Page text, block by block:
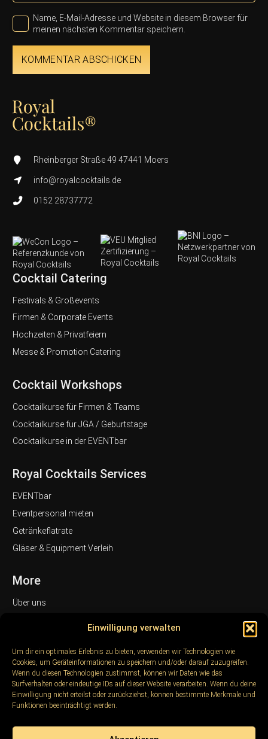
Einwilligung verwalten
Um dir ein optimales Erlebnis zu bieten, verwenden wir Technologien wie
Cookies, um Geräteinformationen zu speichern und/oder darauf zuzugreifen.
Wenn du diesen Technologien zustimmst, können wir Daten wie das
Surfverhalten oder eindeutige IDs auf dieser Website verarbeiten. Wenn du deine
Einwilligung nicht erteilst oder zurückziehst, können bestimmte Merkmale und
Funktionen beeinträchtigt werden.
Name, E-Mail-Adresse und Website in diesem Browser für
meinen nächsten Kommentar speichern.
KOMMENTAR ABSCHICKEN
Rheinberger Straße 49 47441 Moers
info@royalcocktails.de
0152 28737772
Cocktail Catering
Festivals & Großevents
Firmen & Corporate Events
Hochzeiten & Privatfeiern
Messe & Promotion Catering
Cocktail Workshops
Cocktailkurse für Firmen & Teams
Cocktailkurse für JGA / Geburtstage
Cocktailkurse in der EVENTbar
Royal Cocktails Services
EVENTbar
Eventpersonal mieten
Getränkeflatrate
Gläser & Equipment Verleih
More
Über uns
FAQ
Blog / Magazin
Kontakt / Anfrageformular